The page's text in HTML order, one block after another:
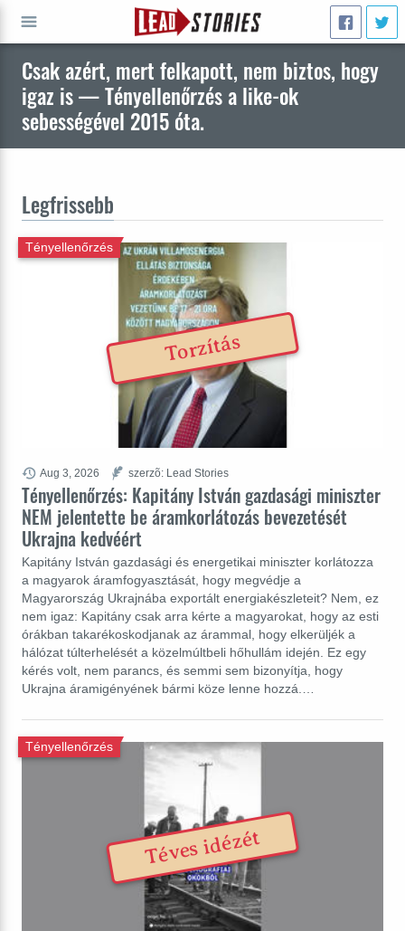
Csak azért, mert felkapott, nem biztos, hogy
igaz is — Tényellenőrzés a like-ok
sebességével 2015 óta.
Legfrissebb
Tényellenőrzés: Kapitány István gazdasági miniszter
NEM jelentette be áramkorlátozás bevezetését
Ukrajna kedvéért
Tényellenőrzés
Kapitány István gazdasági és energetikai miniszter korlátozza
a magyarok áramfogyasztását, hogy megvédje a
Magyarország Ukrajnába exportált energiakészleteit? Nem, ez
nem igaz: Kapitány csak arra kérte a magyarokat, hogy az esti
órákban takarékoskodjanak az árammal, hogy elkerüljék a
hálózat túlterhelését a közelmúltbeli hőhullám idején. Ez egy
kérés volt, nem parancs, és semmi sem bizonyítja, hogy
Ukrajna áramigényének bármi köze lenne hozzá.…
Aug 3, 2026 szerzõ: Lead Stories
Torzítás
Tényellenőrzés
Téves idézét
INDULJ